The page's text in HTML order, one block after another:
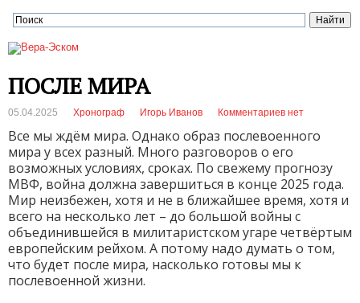
ПОСЛЕ МИРА
05.04.2025 Хронограф Игорь Иванов Комментариев нет
Все мы ждём мира. Однако образ послевоенного
мира у всех разный. Много разговоров о его
возможных условиях, сроках. По свежему прогнозу
МВФ, война должна завершиться в конце 2025 года.
Мир неизбежен, хотя и не в ближайшее время, хотя и
всего на несколько лет – до большой войны с
объединившейся в милитаристском угаре четвёртым
европейским рейхом. А потому надо думать о том,
что будет после мира, насколько готовы мы к
послевоенной жизни.